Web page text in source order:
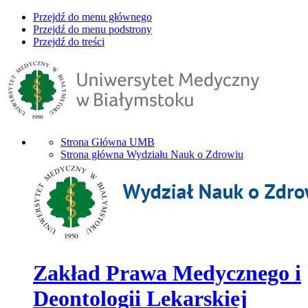
Przejdź do menu głównego
Przejdź do menu podstrony
Przejdź do treści
Strona Główna UMB
Strona główna Wydziału Nauk o Zdrowiu
Zakład Prawa Medycznego i
Deontologii Lekarskiej